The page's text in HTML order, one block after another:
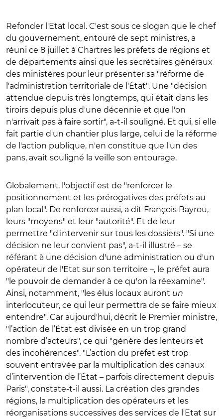
Refonder l'Etat local. C'est sous ce slogan que le chef
du gouvernement, entouré de sept ministres, a
réuni ce 8 juillet à Chartres les préfets de régions et
de départements ainsi que les secrétaires généraux
des ministères pour leur présenter sa "réforme de
l'administration territoriale de l'État". Une "décision
attendue depuis très longtemps, qui était dans les
tiroirs depuis plus d'une décennie et que l'on
n'arrivait pas à faire sortir", a-t-il souligné. Et qui, si elle
fait partie d'un chantier plus large, celui de la réforme
de l'action publique, n'en constitue que l'un des
pans, avait souligné la veille son entourage.
Globalement, l'objectif est de "renforcer le
positionnement et les prérogatives des préfets au
plan local". De renforcer aussi, a dit François Bayrou,
leurs "moyens" et leur "autorité". Et de leur
permettre "d'intervenir sur tous les dossiers". "Si une
décision ne leur convient pas", a-t-il illustré – se
référant à une décision d'une administration ou d'un
opérateur de l'Etat sur son territoire –, le préfet aura
"le pouvoir de demander à ce qu'on la réexamine".
Ainsi, notamment, "les élus locaux auront un
interlocuteur, ce qui leur permettra de se faire mieux
entendre". Car aujourd'hui, décrit le Premier ministre,
"l’action de l’État est divisée en un trop grand
nombre d’acteurs", ce qui "génère des lenteurs et
des incohérences". "L’action du préfet est trop
souvent entravée par la multiplication des canaux
d’intervention de l’État – parfois directement depuis
Paris", constate-t-il aussi. La création des grandes
régions, la multiplication des opérateurs et les
réorganisations successives des services de l'Etat sur